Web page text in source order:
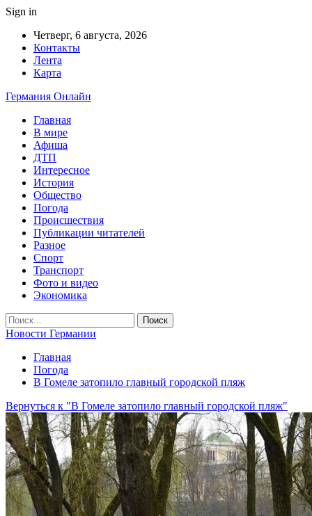
Sign in
Четверг, 6 августа, 2026
Контакты
Лента
Карта
Германия Онлайн
Главная
В мире
Афиша
ДТП
Интересное
История
Общество
Погода
Происшествия
Публикации читателей
Разное
Спорт
Транспорт
Фото и видео
Экономика
Новости Германии
Главная
Погода
В Гомеле затопило главный городской пляж
Вернуться к "В Гомеле затопило главный городской пляж"